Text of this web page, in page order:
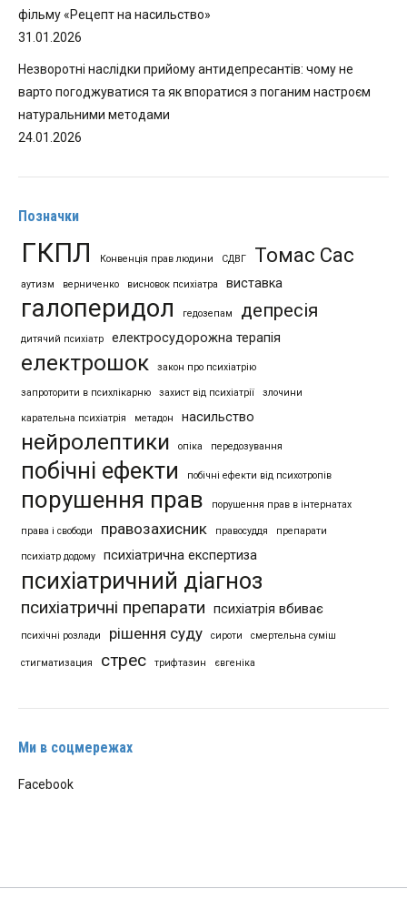
фільму «Рецепт на насильство»
31.01.2026
Незворотні наслідки прийому антидепресантів: чому не
варто погоджуватися та як впоратися з поганим настроєм
натуральними методами
24.01.2026
Позначки
ГКПЛ Конвенція прав людини СДВГ Томас Сас
аутизм верниченко висновок психіатра виставка
галоперидол гедозепам депресія
дитячий психіатр електросудорожна терапія
електрошок закон про психіатрію
запроторити в психлікарню захист від психіатрії злочини
карательна психіатрія метадон насильство
нейролептики опіка передозування
побічні ефекти побічні ефекти від психотропів
порушення прав порушення прав в інтернатах
права і свободи правозахисник правосуддя препарати
психіатр додому психіатрична експертиза
психіатричний діагноз
психіатричні препарати психіатрія вбиває
психічні розлади рішення суду сироти смертельна суміш
стигматизация стрес трифтазин євгеніка
Ми в соцмережах
Facebook